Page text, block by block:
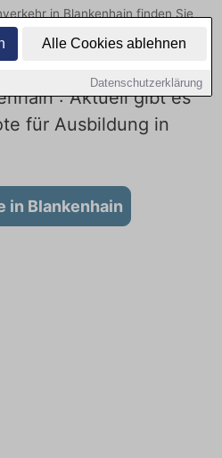
Alle Cookies ablehnen
Datenschutzerklärung
in Blankenhain finden Sie
Sie freie Optionen von Top-
sich noch heute.
: Aktuell gibt es
für Ausbildung in
in Blankenhain